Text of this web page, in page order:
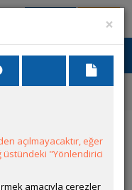
Cichlidleri
×
açılmayacaktır, eğer
"Yönlendirici
amacıyla çerezler